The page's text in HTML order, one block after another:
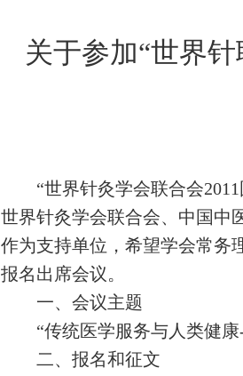
关于参加“世界
“世界针灸学会联合会2011
世界针灸学会联合会、中国中
作为支持单位，希望学会常务
报名出席会议。
一、会议主题
“传统医学服务与人类健康
二、报名和征文